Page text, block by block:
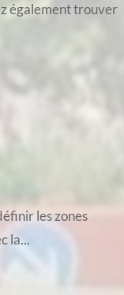
également trouver
les zones
la...